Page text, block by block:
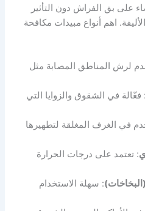
على بق الفراش دون التأثير
اهم أنواع مبيدات مكافحة
لرش المناطق المصابة مثل
: فعّالة في الشقوق والزوايا التي
في الغرف المغلقة لتطهيرها
: تعتمد على درجات الحرارة
: سهلة الاستخدام